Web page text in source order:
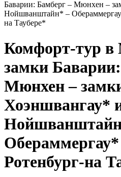
Баварии: Бамберг – Мюнхен –
Нойшванштайн* –
на Таубере*
Комфорт-тур
замки
Мюнхен –
Хоэншвангау*
Ротенбург-на